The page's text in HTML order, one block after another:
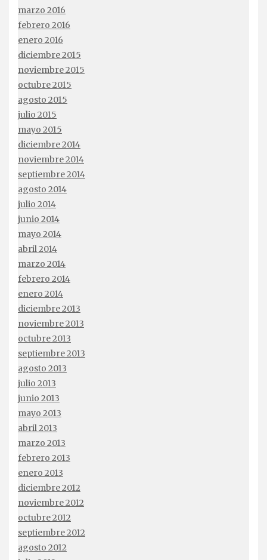
marzo 2016
febrero 2016
enero 2016
diciembre 2015
noviembre 2015
octubre 2015
agosto 2015
julio 2015
mayo 2015
diciembre 2014
noviembre 2014
septiembre 2014
agosto 2014
julio 2014
junio 2014
mayo 2014
abril 2014
marzo 2014
febrero 2014
enero 2014
diciembre 2013
noviembre 2013
octubre 2013
septiembre 2013
agosto 2013
julio 2013
junio 2013
mayo 2013
abril 2013
marzo 2013
febrero 2013
enero 2013
diciembre 2012
noviembre 2012
octubre 2012
septiembre 2012
agosto 2012